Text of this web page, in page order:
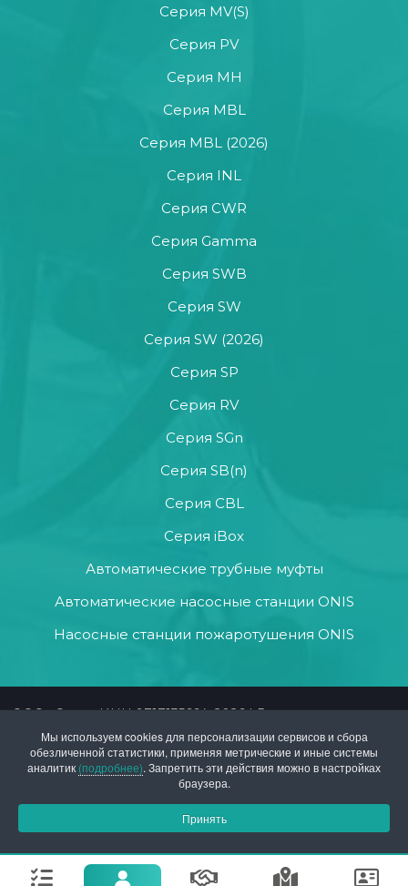
Серия MV(S)
Серия PV
Серия MH
Серия MBL
Серия MBL (2026)
Серия INL
Серия CWR
Серия Gamma
Серия SWB
Серия SW
Серия SW (2026)
Серия SP
Серия RV
Серия SGn
Серия SB(n)
Серия CBL
Серия iBox
Автоматические трубные муфты
Автоматические насосные станции ONIS
Насосные станции пожаротушения ONIS
ООО «Онис» ИНН 9717135664, 2026 | Все права защищены
Политика в отношение обработки персональных данных
и файлов cookies
Мы используем cookies для персонализации сервисов и сбора
обезличенной статистики, применяя метрические и иные системы
аналитик (подробнее). Запретить эти действия можно в настройках
браузера.
Принять